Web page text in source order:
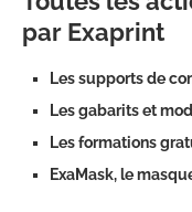
par Exaprint
Les supports de
Les gabarits et
Les formations
ExaMask, le